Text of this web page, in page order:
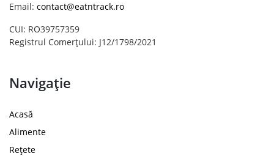
Email: contact@eatntrack.ro
CUI: RO39757359
Registrul Comerțului: J12/1798/2021
Navigație
Acasă
Alimente
Rețete